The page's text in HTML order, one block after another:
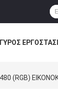
ΓΎΡΟΣ
(RGB)